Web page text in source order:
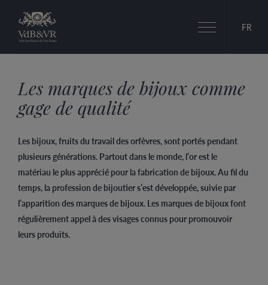
FR
Basculer
la
Les marques de bijoux comme
gage de qualité
Les bijoux, fruits du travail des orfèvres, sont portés pendant
plusieurs générations. Partout dans le monde, l’or est le
matériau le plus apprécié pour la fabrication de bijoux. Au fil du
temps, la profession de bijoutier s’est développée, suivie par
l’apparition des marques de bijoux. Les marques de bijoux font
régulièrement appel à des visages connus pour promouvoir
leurs produits.